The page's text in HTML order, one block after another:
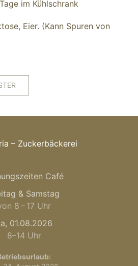
im Kühlschrank
Eier. (Kann Spuren von
Café
& Samstag
8 – 17 Uhr
01.08.2026
8–14 Uhr